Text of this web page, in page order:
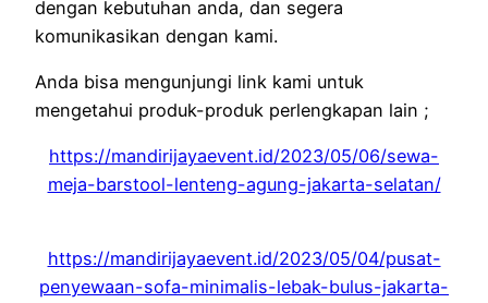
dengan kebutuhan anda, dan segera
komunikasikan dengan kami.
Anda bisa mengunjungi link kami untuk
mengetahui produk-produk perlengkapan lain ;
https://mandirijayaevent.id/2023/05/06/sewa-
meja-barstool-lenteng-agung-jakarta-selatan/
https://mandirijayaevent.id/2023/05/04/pusat-
penyewaan-sofa-minimalis-lebak-bulus-jakarta-